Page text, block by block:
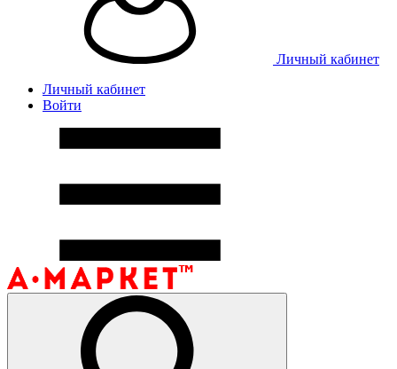
Личный кабинет
Личный кабинет
Войти